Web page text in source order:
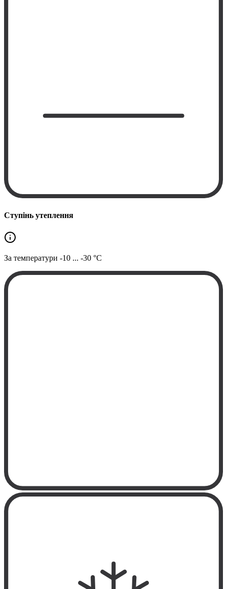
Ступінь утеплення
За температури -10 ... -30 °C